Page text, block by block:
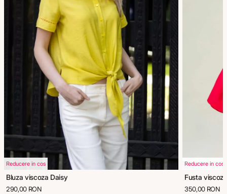
Reducere in cos
Bluza viscoza Daisy
290,00 RON
Reducere in cos
Fusta
350,00 RON